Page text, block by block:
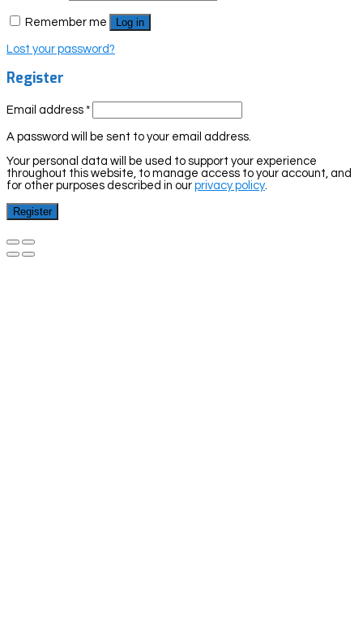
Remember me Log in
Lost your password?
Register
Email address *
A password will be sent to your email address.
Your personal data will be used to support your experience
throughout this website, to manage access to your account, and
for other purposes described in our privacy policy
Register